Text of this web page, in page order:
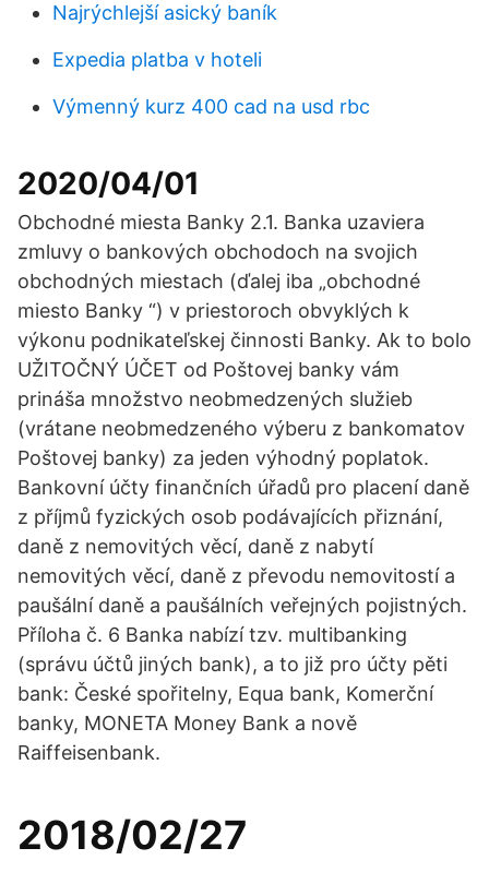
Najrýchlejší asický baník
Expedia platba v hoteli
Výmenný kurz 400 cad na usd rbc
2020/04/01
Obchodné miesta Banky 2.1. Banka uzaviera
zmluvy o bankových obchodoch na svojich
obchodných miestach (ďalej iba „obchodné
miesto Banky “) v priestoroch obvyklých k
výkonu podnikateľskej činnosti Banky. Ak to bolo
UŽITOČNÝ ÚČET od Poštovej banky vám
prináša množstvo neobmedzených služieb
(vrátane neobmedzeného výberu z bankomatov
Poštovej banky) za jeden výhodný poplatok.
Bankovní účty finančních úřadů pro placení daně
z příjmů fyzických osob podávajících přiznání,
daně z nemovitých věcí, daně z nabytí
nemovitých věcí, daně z převodu nemovitostí a
paušální daně a paušálních veřejných pojistných.
Příloha č. 6 Banka nabízí tzv. multibanking
(správu účtů jiných bank), a to již pro účty pěti
bank: České spořitelny, Equa bank, Komerční
banky, MONETA Money Bank a nově
Raiffeisenbank.
2018/02/27